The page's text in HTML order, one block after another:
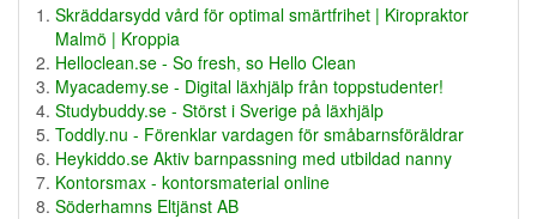
Skräddarsydd vård för optimal smärtfrihet | Kiropraktor
Malmö | Kroppia
Helloclean.se - So fresh, so Hello Clean
Myacademy.se - Digital läxhjälp från toppstudenter!
Studybuddy.se - Störst i Sverige på läxhjälp
Toddly.nu - Förenklar vardagen för småbarnsföräldrar
Heykiddo.se Aktiv barnpassning med utbildad nanny
Kontorsmax - kontorsmaterial online
Söderhamns Eltjänst AB